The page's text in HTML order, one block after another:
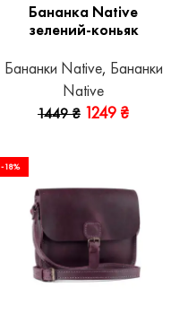
Бананка Native
зелений-коньяк
Бананки Native, Бананки
Native
1449₴ 1249 ₴
-18%